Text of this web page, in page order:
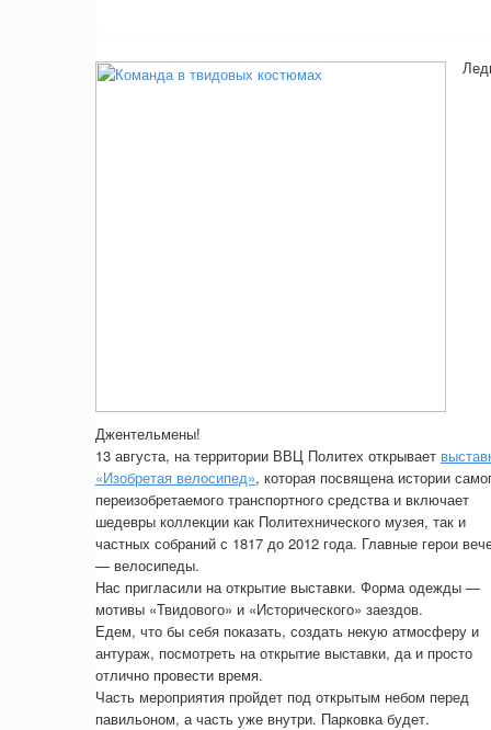
Джентельмены!
13 августа, на территории ВВЦ Политех открывает
«Изобретая велосипед», которая посвящена истории
переизобретаемого транспортного средства и включает
шедевры коллекции как Политехнического музея, так и
частных собраний с 1817 до 2012 года. Главные герои
— велосипеды.
Нас пригласили на открытие выставки. Форма одежды —
мотивы «Твидового» и «Исторического» заездов.
Едем, что бы себя показать, создать некую атмосферу и
антураж, посмотреть на открытие выставки, да и просто
отлично провести время.
Часть мероприятия пройдет под открытым небом перед
павильоном, а часть уже внутри. Парковка будет.